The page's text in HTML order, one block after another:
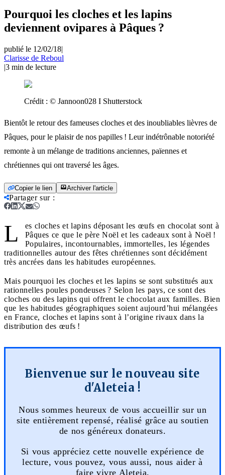
Pourquoi les cloches et les lapins
deviennent ovipares à Pâques ?
publié le 12/02/18|
Clarisse de Reboul
|3 min de lecture
Crédit : © Jannoon028 I Shutterstock
Bientôt le retour des fameuses cloches et des inoubliables lièvres de
Pâques, pour le plaisir de nos papilles ! Leur indétrônable notoriété
remonte à un mélange de traditions anciennes, païennes et
chrétiennes qui ont traversé les âges.
Copier le lien Archiver l'article
Partager sur:
L
es cloches et lapins déposant les œufs en chocolat sont à
Pâques ce que le père Noël et les cadeaux sont à Noël !
Populaires, incontournables, immortelles, les légendes
traditionnelles autour des fêtes chrétiennes sont décidément
très ancrées dans les habitudes européennes.
Mais pourquoi les cloches et les lapins se sont substitués aux
rationnelles poules pondeuses ? Selon les pays, ce sont des
cloches ou des lapins qui offrent le chocolat aux familles. Bien
que les habitudes géographiques soient aujourd’hui mélangées
en France, cloches et lapins sont à l’origine rivaux dans la
distribution des œufs !
Bienvenue sur le nouveau site
d'Aleteia !
Nous sommes heureux de vous accueillir sur un
site entièrement repensé, réalisé grâce au soutien
de nos généreux donateurs.
Si vous appréciez cette nouvelle expérience de
lecture, vous pouvez, vous aussi, nous aider à
faire vivre Aleteia.